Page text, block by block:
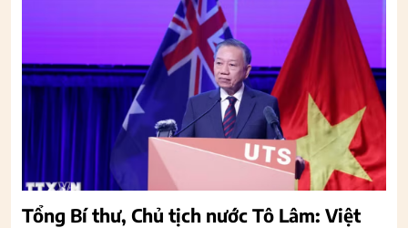
Tổng Bí thư, Chủ tịch nước Tô Lâm: Việt